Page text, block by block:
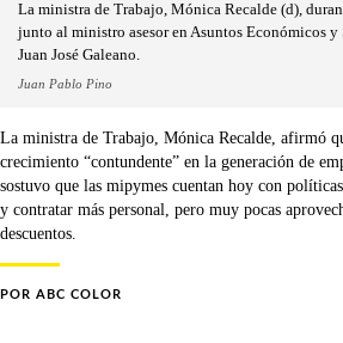
La ministra de Trabajo, Mónica Recalde (d),
junto al ministro asesor en Asuntos Económicos y
Juan José Galeano.
Juan Pablo Pino
La ministra de Trabajo, Mónica Recalde, afirmó
crecimiento “contundente” en la generación de
sostuvo que las mipymes cuentan hoy con
y contratar más personal, pero muy pocas
descuentos.
POR ABC COLOR